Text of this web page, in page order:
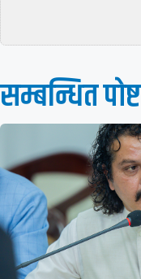
सम्बन्धित पाेष्ट